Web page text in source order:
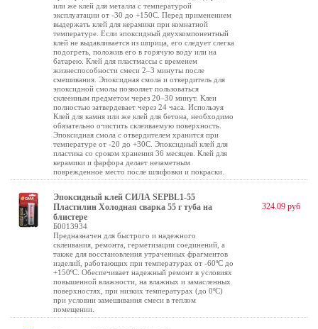
или же клей для металла с температурой
эксплуатации от -30 до +150С. Перед применением
выдержать клей для керамики при комнатной
температуре. Если эпоксидный двухкомпонентный
клей не выдавливается из шприца, его следует слегка
подогреть, положив его в горячую воду или на
батарею. Клей для пластмассы с временем
жизнеспособности смеси 2–3 минуты после
смешивания. Эпоксидная смола и отвердитель для
эпоксидной смолы позволяет пользоваться
склеенным предметом через 20–30 минут. Клеи
полностью затвердевает через 24 часа. Используя
Клей для камня или же клей для бетона, необходимо
обязательно очистить склеиваемую поверхность.
Эпоксидная смола с отвердителем хранится при
температуре от -20 до +30С. Эпоксидный клей для
пластика со сроком хранения 36 месяцев. Клей для
керамики и фарфора делает незаметным
поврежденное место после шлифовки и покраски.
Эпоксидный клей СИЛА SEPBL1-55
Пластилин Холодная сварка 55 г туба на
блистере
Б0013934
Предназначен для быстрого и надежного
склеивания, ремонта, герметизации соединений, а
также для восстановления утраченных фрагментов
изделий, работающих при температурах от -60ºС до
+150ºС. Обеспечивает надежный ремонт в условиях
повышенной влажности, на влажных и замасленных
поверхностях, при низких температурах (до 0ºС)
при условии замешивания смеси в теплом
помещении.
324.09 руб